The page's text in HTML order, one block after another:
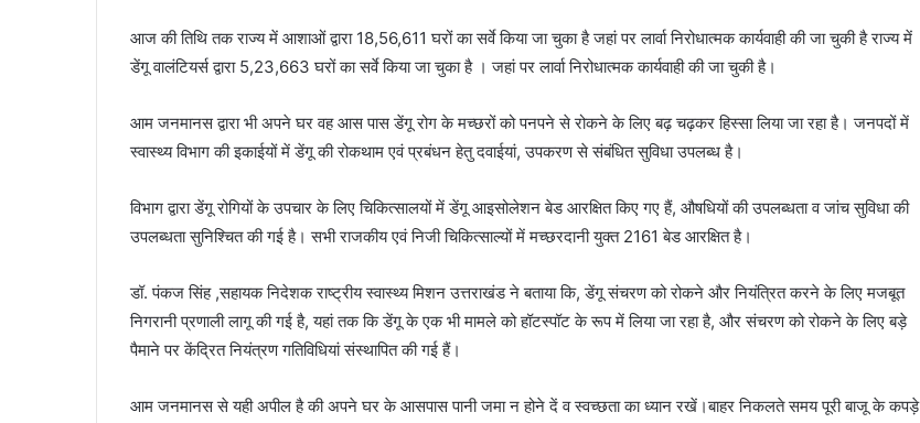
आज की तिथि तक राज्य में आशाओं द्वारा 18,56,611 घरों का सर्वे किया जा चुका है जहां पर लार्वा निरोधात्मक कार्यवाही की जा चुकी है राज्य में
डेंगू वालंटियर्स द्वारा 5,23,663 घरों का सर्वे किया जा चुका है । जहां पर लार्वा निरोधात्मक कार्यवाही की जा चुकी है।
आम जनमानस द्वारा भी अपने घर वह आस पास डेंगू रोग के मच्छरों को पनपने से रोकने के लिए बढ़ चढ़कर हिस्सा लिया जा रहा है। जनपदों में
स्वास्थ्य विभाग की इकाईयों में डेंगू की रोकथाम एवं प्रबंधन हेतु दवाईयां, उपकरण से संबंधित सुविधा उपलब्ध है।
विभाग द्वारा डेंगू रोगियों के उपचार के लिए चिकित्सालयों में डेंगू आइसोलेशन बेड आरक्षित किए गए हैं, औषधियों की उपलब्धता व जांच सुविधा की
उपलब्धता सुनिश्चित की गई है। सभी राजकीय एवं निजी चिकित्साल्यों में मच्छरदानी युक्त 2161 बेड आरक्षित है।
डॉ. पंकज सिंह ,सहायक निदेशक राष्ट्रीय स्वास्थ्य मिशन उत्तराखंड ने बताया कि, डेंगू संचरण को रोकने और नियंत्रित करने के लिए मजबूत
निगरानी प्रणाली लागू की गई है, यहां तक कि डेंगू के एक भी मामले को हॉटस्पॉट के रूप में लिया जा रहा है, और संचरण को रोकने के लिए बड़े
पैमाने पर केंद्रित नियंत्रण गतिविधियां संस्थापित की गई हैं।
आम जनमानस से यही अपील है की अपने घर के आसपास पानी जमा न होने दें व स्वच्छता का ध्यान रखें।बाहर निकलते समय पूरी बाजू के कपड़े